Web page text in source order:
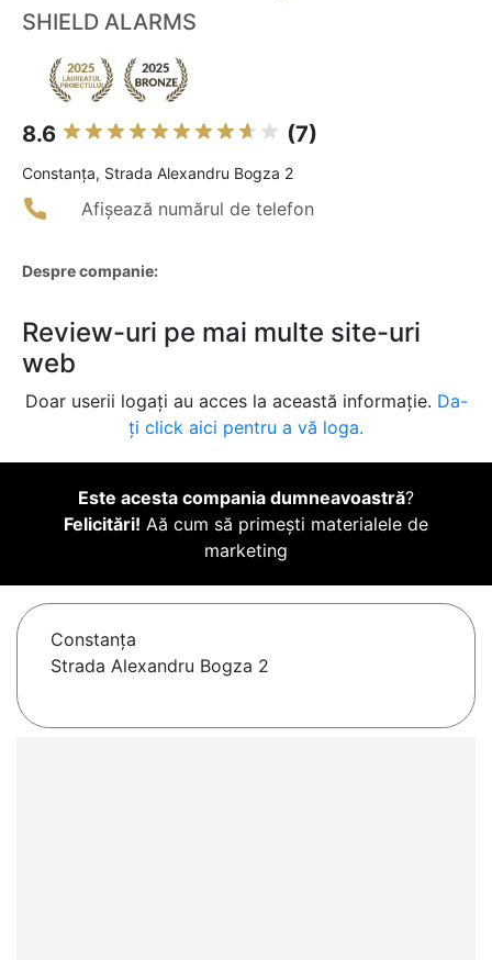
SHIELD ALARMS
8.6 (7)
Constanţa, Strada Alexandru Bogza 2
Afișează numărul de telefon
Despre companie:
Review-uri pe mai multe site-uri
web
Doar userii logați au acces la această informație. Da-
ți click aici pentru a vă loga.
Este acesta compania dumneavoastră?
Felicitări! Aă cum să primești materialele de
marketing
Constanţa
Strada Alexandru Bogza 2